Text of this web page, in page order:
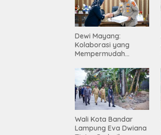
Dewi Mayang:
Kolaborasi yang
Mempermudah
Keadilan Harus Terus
Dilanjutkan
Wali Kota Bandar
Lampung Eva Dwiana